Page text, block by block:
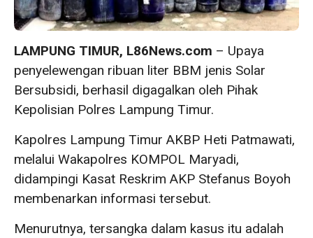
LAMPUNG TIMUR, L86News.com – Upaya
penyelewengan ribuan liter BBM jenis Solar
Bersubsidi, berhasil digagalkan oleh Pihak
Kepolisian Polres Lampung Timur.
Kapolres Lampung Timur AKBP Heti Patmawati,
melalui Wakapolres KOMPOL Maryadi,
didampingi Kasat Reskrim AKP Stefanus Boyoh
membenarkan informasi tersebut.
Menurutnya, tersangka dalam kasus itu adalah